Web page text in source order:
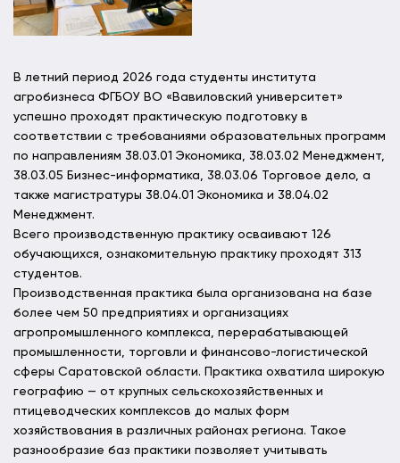
В летний период 2026 года студенты института
агробизнеса ФГБОУ ВО «Вавиловский университет»
успешно проходят практическую подготовку в
соответствии с требованиями образовательных программ
по направлениям 38.03.01 Экономика, 38.03.02 Менеджмент,
38.03.05 Бизнес-информатика, 38.03.06 Торговое дело, а
также магистратуры 38.04.01 Экономика и 38.04.02
Менеджмент.
Всего производственную практику осваивают 126
обучающихся, ознакомительную практику проходят 313
студентов.
Производственная практика была организована на базе
более чем 50 предприятиях и организациях
агропромышленного комплекса, перерабатывающей
промышленности, торговли и финансово-логистической
сферы Саратовской области. Практика охватила широкую
географию — от крупных сельскохозяйственных и
птицеводческих комплексов до малых форм
хозяйствования в различных районах региона. Такое
разнообразие баз практики позволяет учитывать